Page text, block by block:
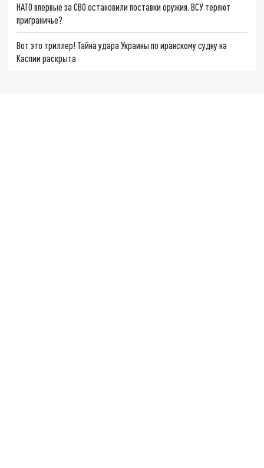
НАТО впервые за СВО остановили поставки оружия. ВСУ теряют
приграничье?
Вот это триллер! Тайна удара Украины по иранскому судну на
Каспии раскрыта